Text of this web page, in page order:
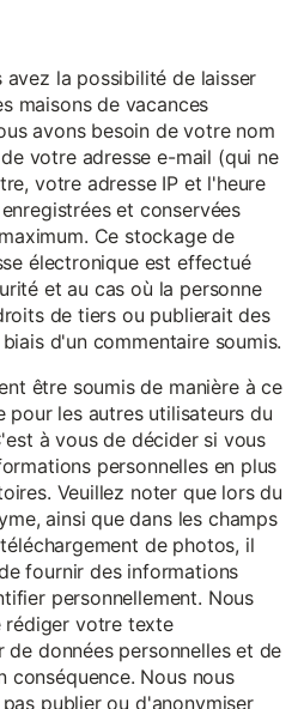
la possibilité de laisser
maisons de vacances
avons besoin de votre nom
votre adresse e-mail (qui ne
votre adresse IP et l'heure
et conservées
Ce stockage de
électronique est effectué
et au cas où la personne
de tiers ou publierait des
d'un commentaire soumis.
être soumis de manière à ce
pour les autres utilisateurs du
à vous de décider si vous
personnelles en plus
Veuillez noter que lors du
ainsi que dans les champs
de photos, il
fournir des informations
personnellement. Nous
rédiger votre texte
données personnelles et de
Nous nous
publier ou d'anonymiser